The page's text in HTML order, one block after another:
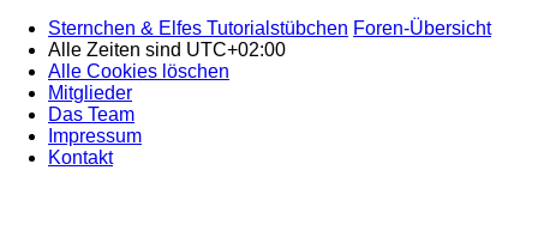
Sternchen & Elfes Tutorialstübchen Foren-Übersicht
Alle Zeiten sind UTC+02:00
Alle Cookies löschen
Mitglieder
Das Team
Impressum
Kontakt